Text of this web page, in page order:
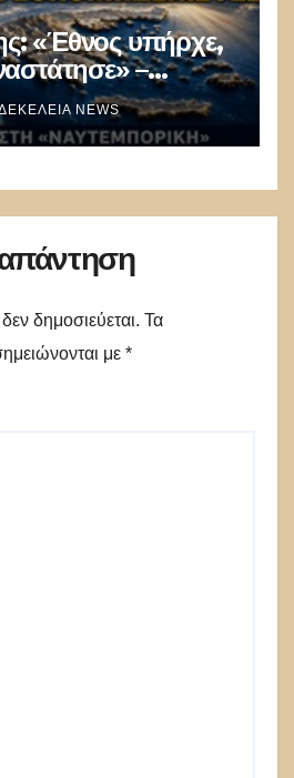
«Έθνος υπήρχε,
–
όσους αρνούνται
NEWS
δημοσιεύεται. Τα
με *